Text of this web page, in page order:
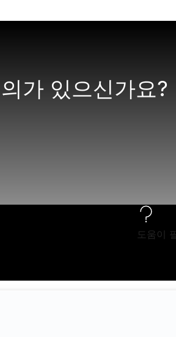
가 있으신가요?
도움이